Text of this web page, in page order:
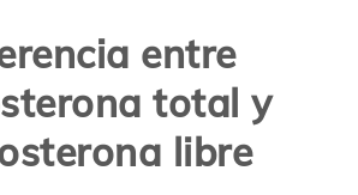
entre
total y
libre